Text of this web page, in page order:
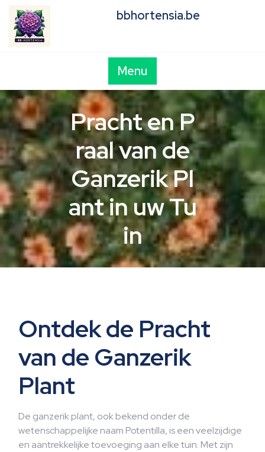
content
bbhortensia.be
Menu
Pracht en P
raal van de
Ganzerik Pl
ant in uw Tu
in
Ontdek de Pracht
van de Ganzerik
Plant
De ganzerik plant, ook bekend onder de
wetenschappelijke naam Potentilla, is een veelzijdige
en aantrekkelijke toevoeging aan elke tuin. Met zijn